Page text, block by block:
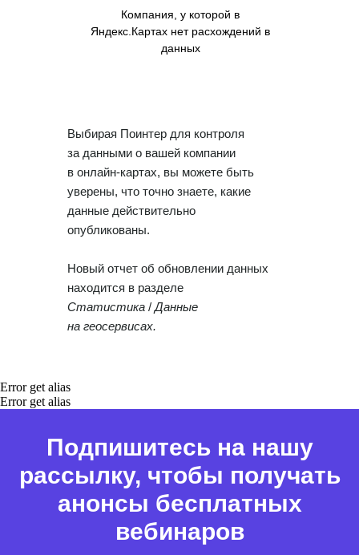
Выбирая Поинтер для контроля
за данными о вашей компании
в онлайн-картах, вы можете быть
уверены, что точно знаете, какие
данные действительно
опубликованы.
Новый отчет об обновлении данных
находится в разделе
Статистика / Данные
на геосервисах.
Компания, у которой в
Яндекс.Картах нет расхождений в
данных
Error get alias
Error get alias
Подпишитесь на нашу
рассылку, чтобы получать
анонсы бесплатных
вебинаров
Работа с данными
Заполнение данных
Актуальность данных
Статистика по трафику
Анализ конкурентов
Геоперфоманс реклама